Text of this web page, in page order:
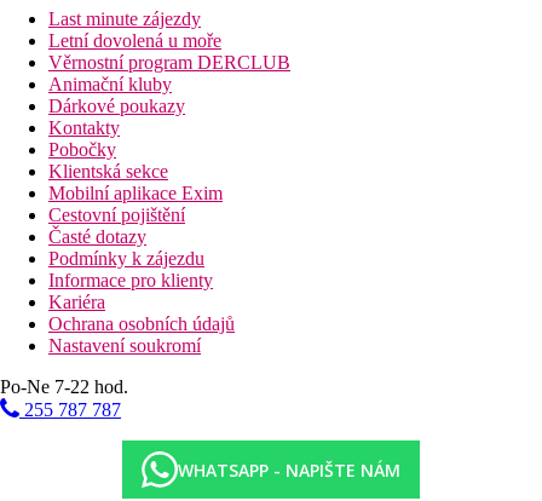
Last minute zájezdy
Letní dovolená u moře
Věrnostní program DERCLUB
Animační kluby
Dárkové poukazy
Kontakty
Pobočky
Klientská sekce
Mobilní aplikace Exim
Cestovní pojištění
Časté dotazy
Podmínky k zájezdu
Informace pro klienty
Kariéra
Ochrana osobních údajů
Nastavení soukromí
Po-Ne 7-22 hod.
255 787 787
WHATSAPP - NAPIŠTE NÁM